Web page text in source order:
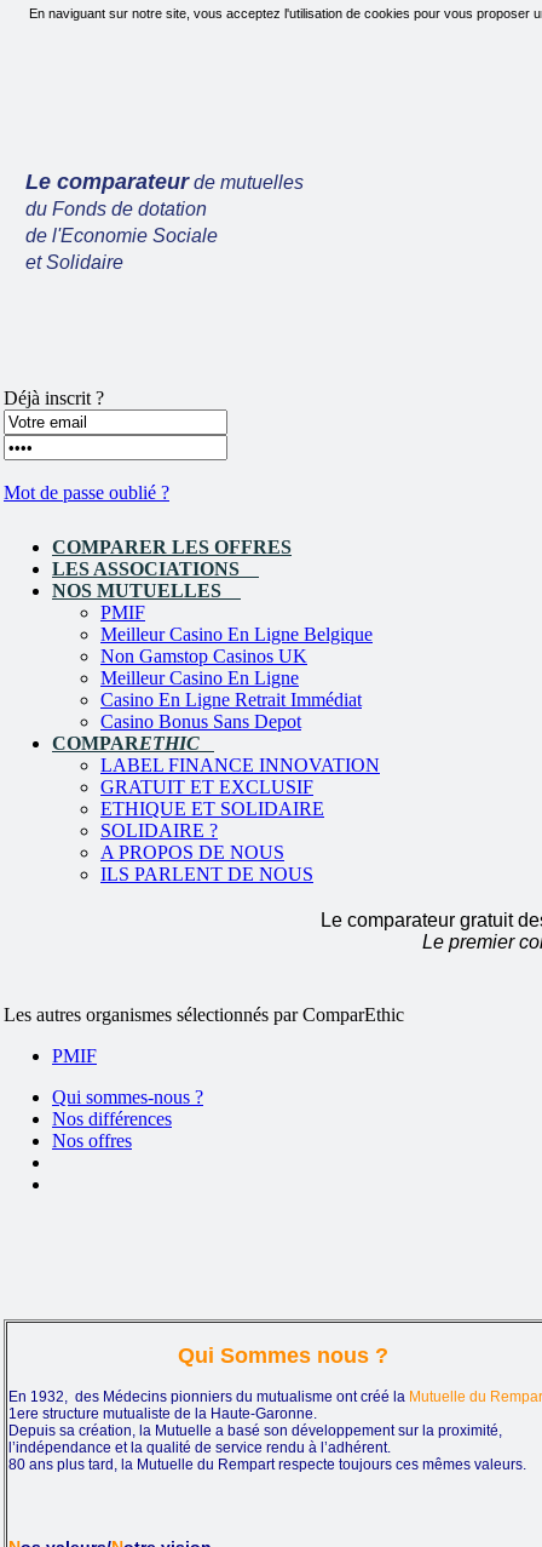
En naviguant sur notre site, vous acceptez l'utilisation de cookies pour vous
Le comparateurde mutuelles
du Fonds de dotation
de l'Economie Sociale
et Solidaire
Déjà inscrit ?
Mot de passe oublié ?
COMPARER LES OFFRES
LES ASSOCIATIONS
NOS MUTUELLES
PMIF
Meilleur Casino En Ligne Belgique
Non Gamstop Casinos UK
Meilleur Casino En Ligne
Casino En Ligne Retrait Immédiat
Casino Bonus Sans Depot
COMPARETHIC
LABEL FINANCE INNOVATION
GRATUIT ET EXCLUSIF
ETHIQUE ET SOLIDAIRE
SOLIDAIRE ?
A PROPOS DE NOUS
ILS PARLENT DE NOUS
Le comparateur gratuit
Le premier
Les autres organismes sélectionnés par ComparEthic
PMIF
Qui sommes-nous ?
Nos différences
Nos offres
Qui Sommes nous ?
En 1932, des Médecins pionniers du mutualisme ont créé la Mutuelle du
1ere structure mutualiste de la Haute-Garonne.
Depuis sa création, la Mutuelle a basé son développement sur la proximité,
l’indépendance et la qualité de service rendu à l’adhérent.
80 ans plus tard, la Mutuelle du Rempart respecte toujours ces mêmes valeurs.